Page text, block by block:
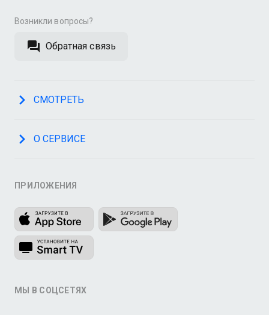
Возникли вопросы?
Обратная связь
СМОТРЕТЬ
О СЕРВИСЕ
ПРИЛОЖЕНИЯ
МЫ В СОЦСЕТЯХ